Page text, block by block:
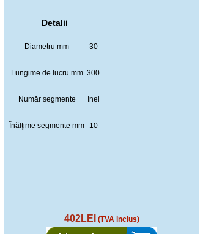
Detalii
Diametru mm 30
Lungime de lucru mm 300
Număr segmente Inel
Înălţime segmente mm 10
402LEI (TVA inclus)